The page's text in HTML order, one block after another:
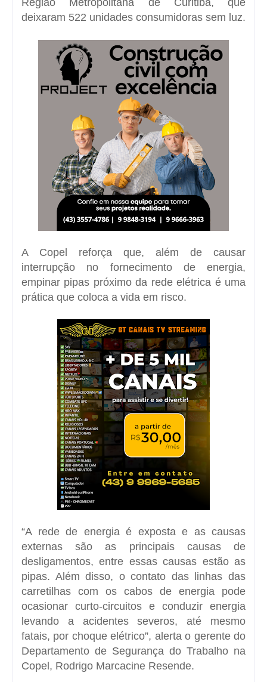
deixaram 522 unidades consumidoras sem luz.
A Copel reforça que, além de causar
interrupção no fornecimento de energia,
empinar pipas próximo da rede elétrica é uma
prática que coloca a vida em risco.
“A rede de energia é exposta e as causas
externas são as principais causas de
desligamentos, entre essas causas estão as
pipas. Além disso, o contato das linhas das
carretilhas com os cabos de energia pode
ocasionar curto-circuitos e conduzir energia
levando a acidentes severos, até mesmo
fatais, por choque elétrico”, alerta o gerente do
Departamento de Segurança do Trabalho na
Copel, Rodrigo Marcacine Resende.